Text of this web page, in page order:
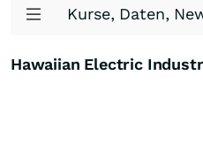
Kurse, Daten,
Hawaiian Electric